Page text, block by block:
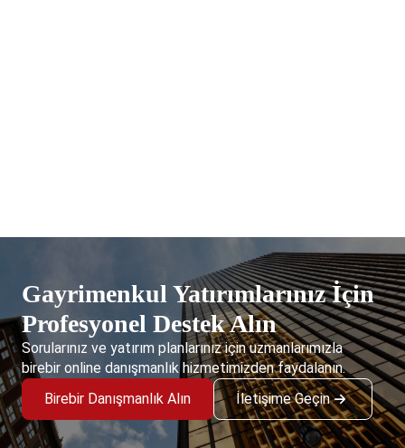
Gayrimenkul Yatırımlarınız İçin
Profesyonel Destek Alın
Sorularınız ve yatırım planlarınız için uzmanlarımızla
birebir online danışmanlık hizmetimizden faydalanın.
Birebir Danışmanlık Alın
İletişime Geçin